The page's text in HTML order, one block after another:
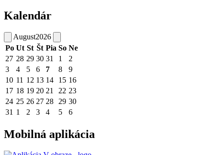
Kalendár
August2026
Po Ut St Št Pia So Ne
27 28 29 30 31 1
2
3
4 5 6 7 8
9
10 11 12 13 14 15 16
17 18 19 20 21 22 23
24 25 26 27 28 29 30
31 1 2 3 4 5 6
Mobilná aplikácia